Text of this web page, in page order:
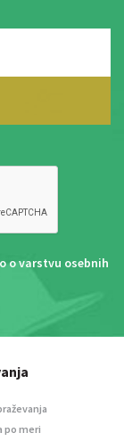
o varstvu osebnih
po meri